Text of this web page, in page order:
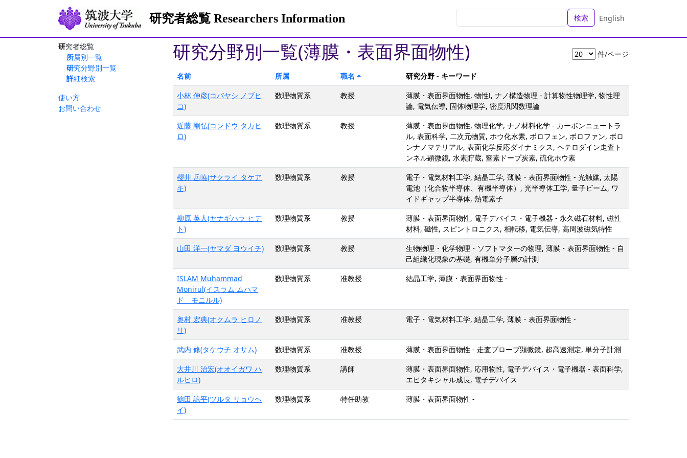
研究者総覧 Researchers Information 検索 English
研究者総覧
所属別一覧
研究分野別一覧
詳細検索
使い方
お問い合わせ
研究分野別一覧(薄膜・表面界面物性) 件/ページ
名前 所属 職名
研究分野 - キーワード
小林 伸彦(コバヤシ ノブヒ
コ)
数理物質系 教授
薄膜・表面界面物性, 物性Ⅰ, ナノ構造物理 - 計算物性物理学, 物性理
論, 電気伝導, 固体物理学, 密度汎関数理論
近藤 剛弘(コンドウ タカヒ
ロ)
数理物質系 教授
薄膜・表面界面物性, 物理化学, ナノ材料化学 - カーボンニュートラ
ル, 表面科学, 二次元物質, ホウ化水素, ボロフェン, ボロファン, ボロ
ンナノマテリアル, 表面化学反応ダイナミクス, ヘテロダイン走査ト
ンネル顕微鏡, 水素貯蔵, 窒素ドープ炭素, 硫化ホウ素
櫻井 岳暁(サクライ タケア
キ)
数理物質系 教授
電子・電気材料工学, 結晶工学, 薄膜・表面界面物性 - 光触媒, 太陽
電池（化合物半導体、有機半導体）, 光半導体工学, 量子ビーム, ワ
イドギャップ半導体, 熱電素子
柳原 英人(ヤナギハラ ヒデ
ト)
数理物質系 教授
薄膜・表面界面物性, 電子デバイス・電子機器 - 永久磁石材料, 磁性
材料, 磁性, スピントロニクス, 相転移, 電気伝導, 高周波磁気特性
山田 洋一(ヤマダ ヨウイチ)
数理物質系 教授
生物物理・化学物理・ソフトマターの物理, 薄膜・表面界面物性 - 自
己組織化現象の基礎, 有機単分子層の計測
ISLAM Muhammad
Monirul(イスラム ムハマ
ド モニルル)
数理物質系 准教授 結晶工学, 薄膜・表面界面物性 -
奥村 宏典(オクムラ ヒロノ
リ)
数理物質系 准教授 電子・電気材料工学, 結晶工学, 薄膜・表面界面物性 -
武内 修(タケウチ オサム) 数理物質系 准教授
薄膜・表面界面物性 - 走査プローブ顕微鏡, 超高速測定, 単分子計測
大井川 治宏(オオイガワ ハ
ルヒロ)
数理物質系 講師
薄膜・表面界面物性, 応用物性, 電子デバイス・電子機器 - 表面科学,
エピタキシャル成長, 電子デバイス
鶴田 諒平(ツルタ リョウヘ
イ)
数理物質系 特任助教 薄膜・表面界面物性 -